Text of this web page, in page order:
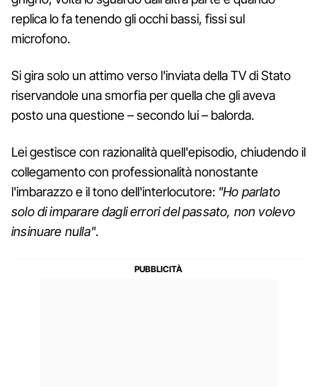
replica lo fa tenendo gli occhi bassi, fissi sul
microfono.
Si gira solo un attimo verso l'inviata della TV di Stato
riservandole una smorfia per quella che gli aveva
posto una questione – secondo lui – balorda.
Lei gestisce con razionalità quell'episodio, chiudendo il
collegamento con professionalità nonostante
l'imbarazzo e il tono dell'interlocutore: "Ho parlato
solo di imparare dagli errori del passato, non volevo
insinuare nulla".